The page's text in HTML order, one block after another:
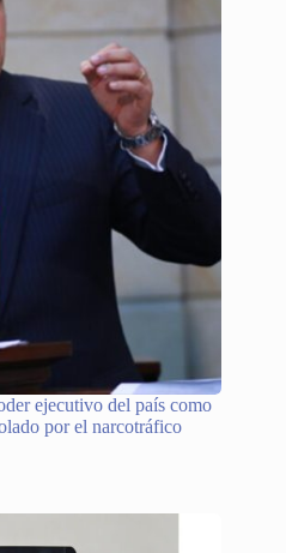
ejecutivo del país como
por el narcotráfico